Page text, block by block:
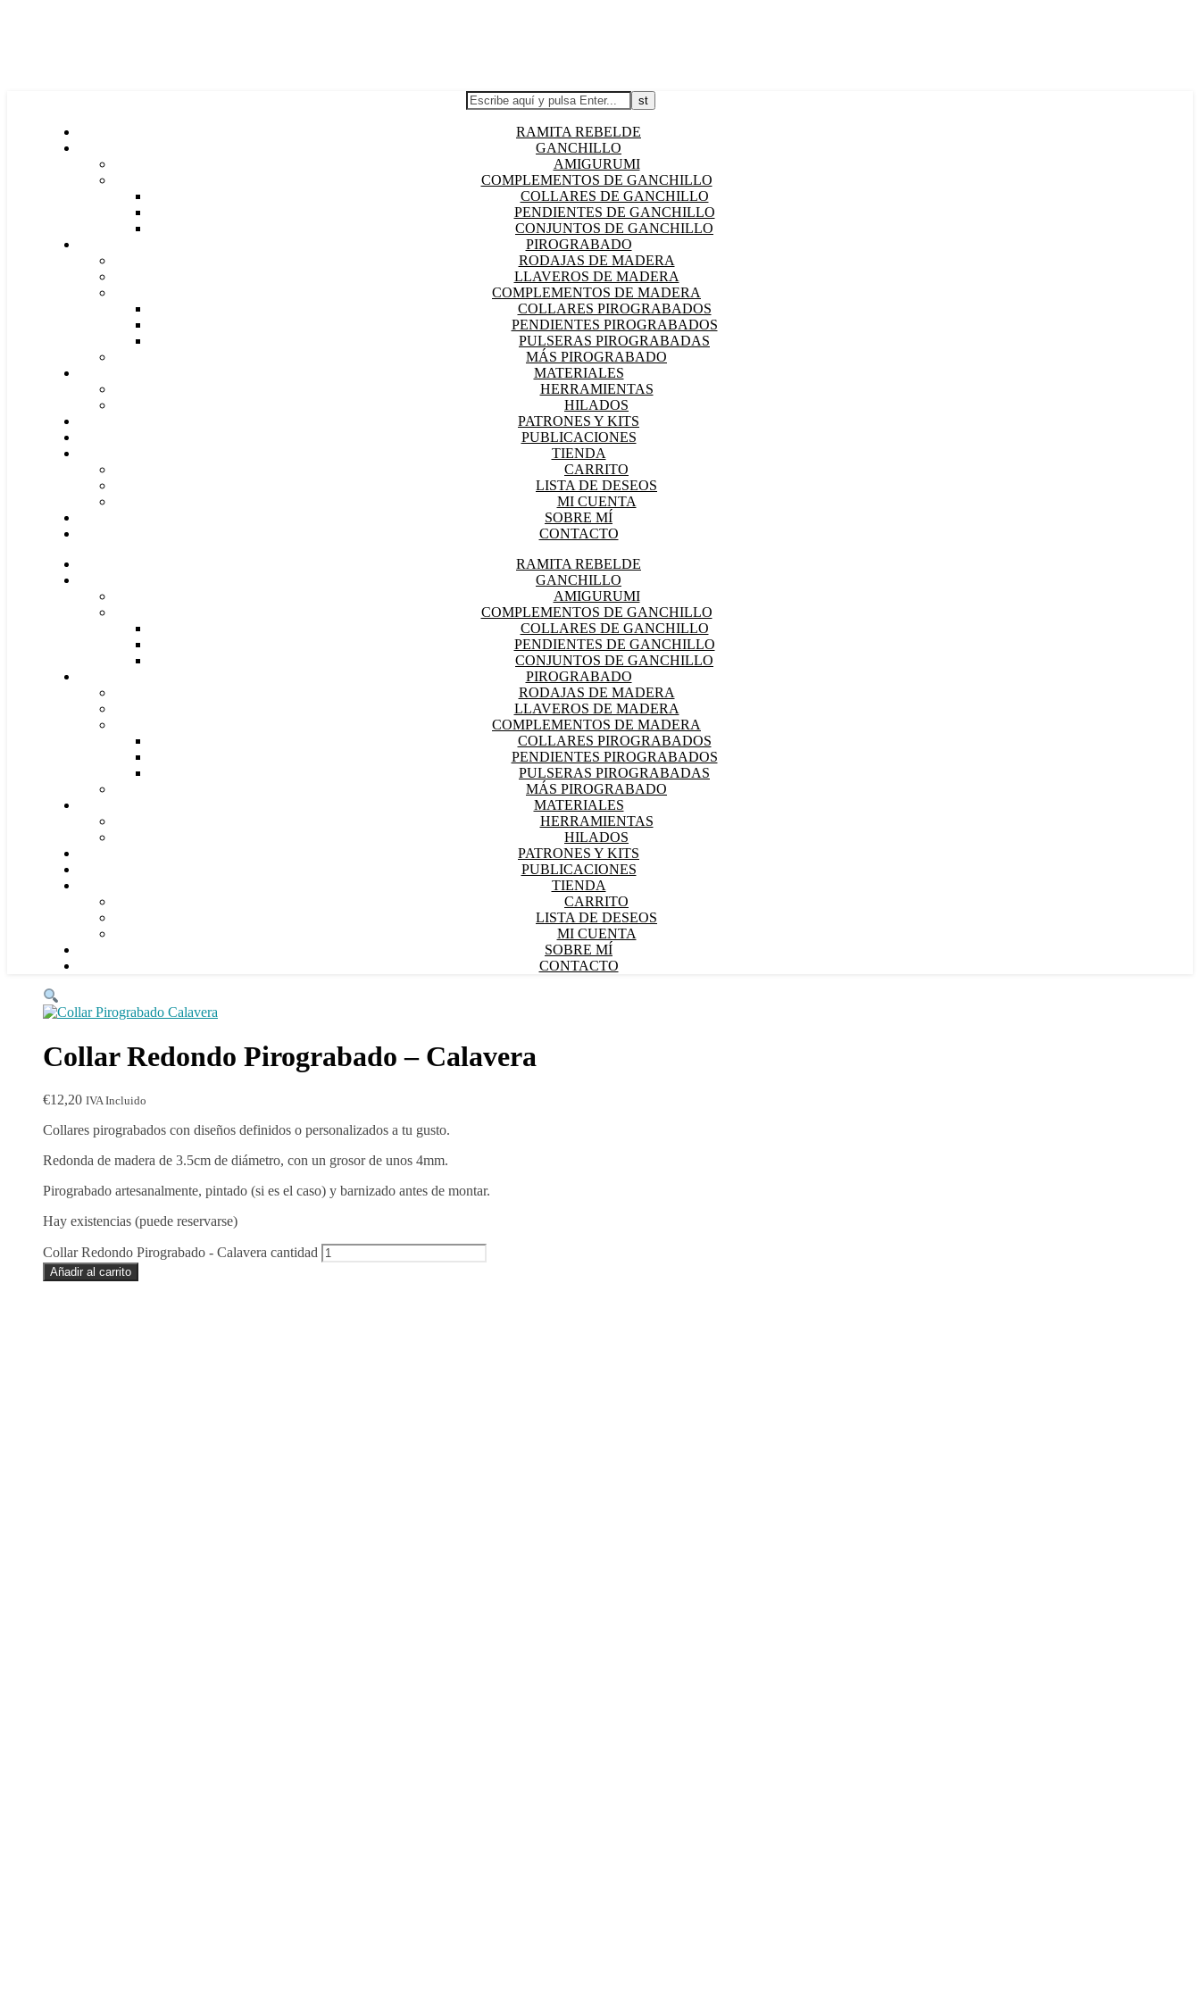
RAMITA REBELDE
GANCHILLO
AMIGURUMI
COMPLEMENTOS DE GANCHILLO
COLLARES DE GANCHILLO
PENDIENTES DE GANCHILLO
CONJUNTOS DE GANCHILLO
PIROGRABADO
RODAJAS DE MADERA
LLAVEROS DE MADERA
COMPLEMENTOS DE MADERA
COLLARES PIROGRABADOS
PENDIENTES PIROGRABADOS
PULSERAS PIROGRABADAS
MÁS PIROGRABADO
MATERIALES
HERRAMIENTAS
HILADOS
PATRONES Y KITS
PUBLICACIONES
TIENDA
CARRITO
LISTA DE DESEOS
MI CUENTA
SOBRE MÍ
CONTACTO
RAMITA REBELDE
GANCHILLO
AMIGURUMI
COMPLEMENTOS DE GANCHILLO
COLLARES DE GANCHILLO
PENDIENTES DE GANCHILLO
CONJUNTOS DE GANCHILLO
PIROGRABADO
RODAJAS DE MADERA
LLAVEROS DE MADERA
COMPLEMENTOS DE MADERA
COLLARES PIROGRABADOS
PENDIENTES PIROGRABADOS
PULSERAS PIROGRABADAS
MÁS PIROGRABADO
MATERIALES
HERRAMIENTAS
HILADOS
PATRONES Y KITS
PUBLICACIONES
TIENDA
CARRITO
LISTA DE DESEOS
MI CUENTA
SOBRE MÍ
CONTACTO
Collar Redondo Pirograbado – Calavera
€12,20 IVA Incluido
Collares pirograbados con diseños definidos o personalizados a tu gusto.
Redonda de madera de 3.5cm de diámetro, con un grosor de unos 4mm.
Pirograbado artesanalmente, pintado (si es el caso) y barnizado antes de montar.
Hay existencias (puede reservarse)
Collar Redondo Pirograbado - Calavera cantidad
Añadir al carrito